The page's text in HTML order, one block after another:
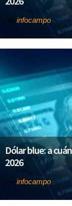
Por infocampo
Dólar blue: a
2026
Por infocampo